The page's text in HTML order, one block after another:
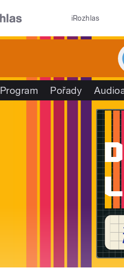
iRozhlas
Program Pořady